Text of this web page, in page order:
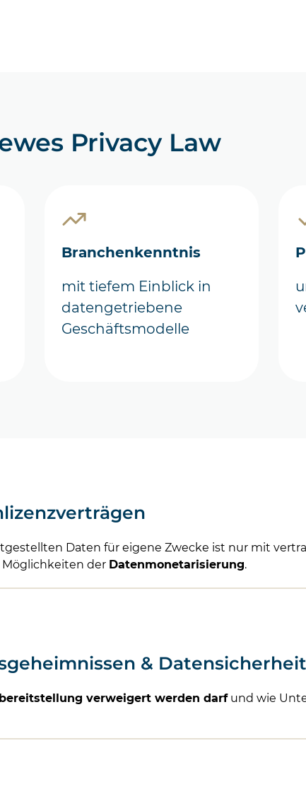
Privacy Law
Branchenkenntnis
mit tiefem Einblick in
datengetriebene
Geschäftsmodelle
Daten für eigene Zwecke ist nur mit
der Datenmonetarisierung.
& Datensicherheit
verweigert werden darfund wie